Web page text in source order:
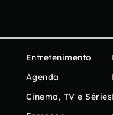
Entretenimento
Agenda
Cinema, TV e Séries